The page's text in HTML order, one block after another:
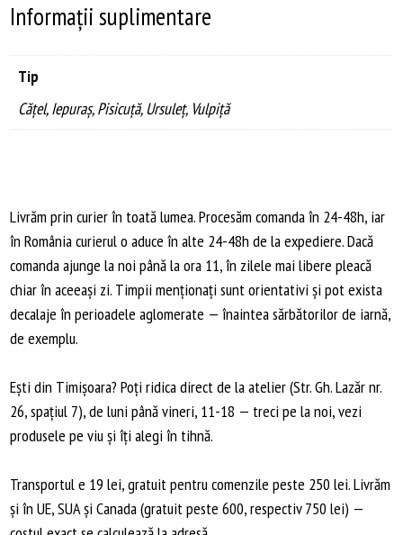
Informații suplimentare
Tip
Cățel, Iepuraș, Pisicuță, Ursuleț, Vulpiță
Livrăm prin curier în toată lumea. Procesăm comanda în 24-48h, iar
în România curierul o aduce în alte 24-48h de la expediere. Dacă
comanda ajunge la noi până la ora 11, în zilele mai libere pleacă
chiar în aceeași zi. Timpii menționați sunt orientativi și pot exista
decalaje în perioadele aglomerate — înaintea sărbătorilor de iarnă,
de exemplu.
Ești din Timișoara? Poți ridica direct de la atelier (Str. Gh. Lazăr nr.
26, spațiul 7), de luni până vineri, 11-18 — treci pe la noi, vezi
produsele pe viu și îți alegi în tihnă.
Transportul e 19 lei, gratuit pentru comenzile peste 250 lei. Livrăm
și în UE, SUA și Canada (gratuit peste 600, respectiv 750 lei) —